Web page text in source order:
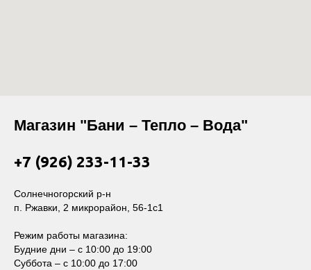
Магазин "Бани – Тепло – Вода"
+7 (926) 233-11-33
Солнечногорский р-н
п. Ржавки, 2 микрорайон, 56-1с1
Режим работы магазина:
Будние дни – с 10:00 до 19:00
Суббота – с 10:00 до 17:00